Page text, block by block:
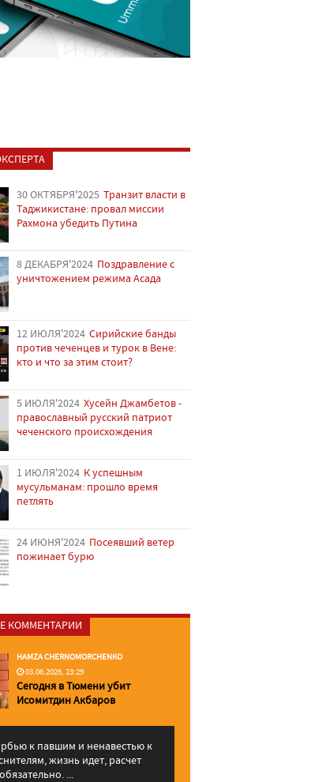
30 ОКТЯБРЯ'2025 Транзит власти в
Таджикистане: провал миссии
Рахмона убедить Путина
8 ДЕКАБРЯ'2024 Поздравление с
уничтожением режима Асада
12 ИЮЛЯ'2024 Сирийские банды
против чеченцев и турок в Вене:
кто и что за этим стоит?
5 ИЮЛЯ'2024 Хусейн Джамбетов -
православный русский патриот
чеченского происхождения
1 ИЮЛЯ'2024 К успешным
мусульманам: прошло время
петлять
24 ИЮНЯ'2024 Посеявший ветер
пожинает бурю
КОММЕНТАРИИ
HAMZA CHERNOMORCHENKO
03.06.2026, 23:29
Сегодня в Тюмени убит
Исомитдин Акбаров
к павшим и ненавестью к
жизнь идет, расчет
...